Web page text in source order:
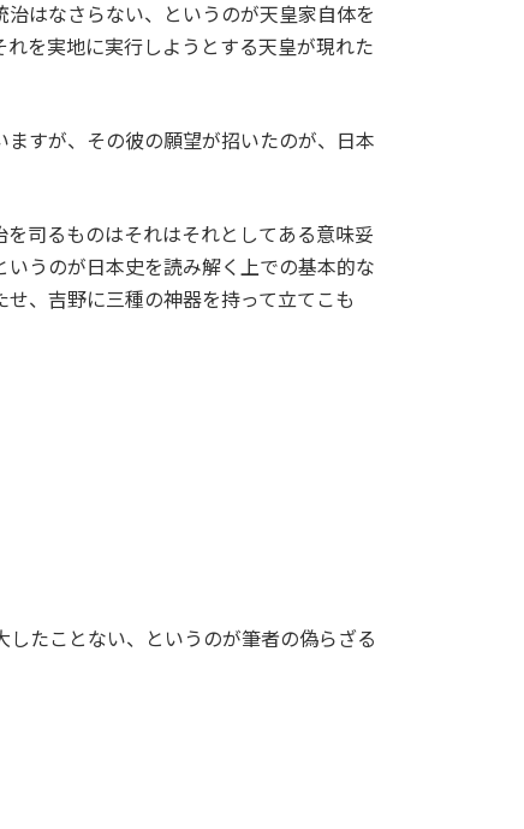
はなさらない、というのが天皇家自体を
を実地に実行しようとする天皇が現れた
すが、その彼の願望が招いたのが、日本
司るものはそれはそれとしてある意味妥
うのが日本史を読み解く上での基本的な
、吉野に三種の神器を持って立てこも
たことない、というのが筆者の偽らざる